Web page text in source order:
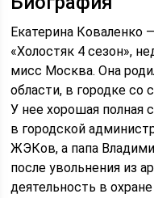
Екатерина Коваленко
«Холостяк 4 сезон»,
мисс Москва. Она
области, в городке со
У нее хорошая полная
в городской
ЖЭКов, а папа
после увольнения из
деятельность в